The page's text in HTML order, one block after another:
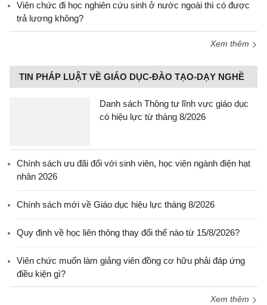
Viên chức đi học nghiên cứu sinh ở nước ngoài thì có được
trả lương không?
Xem thêm
TIN PHÁP LUẬT VỀ GIÁO DỤC-ĐÀO TẠO-DẠY NGHỀ
Danh sách Thông tư lĩnh vực giáo dục
có hiệu lực từ tháng 8/2026
Chính sách ưu đãi đối với sinh viên, học viên ngành điện hạt
nhân 2026
Chính sách mới về Giáo dục hiệu lực tháng 8/2026
Quy định về học liên thông thay đổi thế nào từ 15/8/2026?
Viên chức muốn làm giảng viên đồng cơ hữu phải đáp ứng
điều kiện gì?
Xem thêm